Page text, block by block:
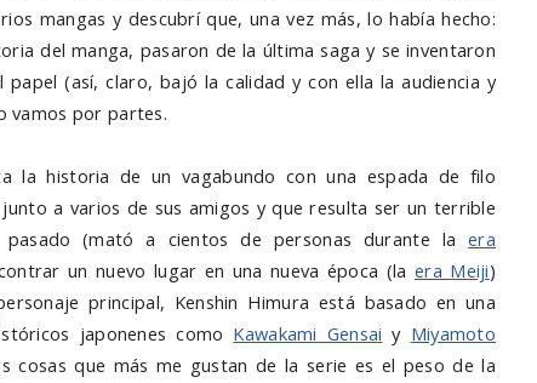
mangas y descubrí que, una vez más, lo había hecho:
del manga, pasaron de la última saga y se inventaron
(así, claro, bajó la calidad y con ella la audiencia y
vamos por partes.
la historia de un vagabundo con una espada de filo
a varios de sus amigos y que resulta ser un terrible
pasado (mató a cientos de personas durante laera
un nuevo lugar en una nueva época (la era Meiji)
principal, Kenshin Himura está basado en una
japonenes como Kawakami Gensai y Miyamoto
cosas que más me gustan de la serie es el peso de la